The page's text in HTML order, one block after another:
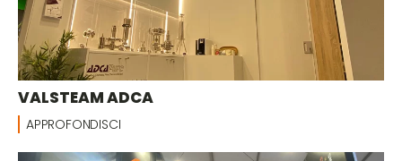
VALSTEAM ADCA
APPROFONDISCI